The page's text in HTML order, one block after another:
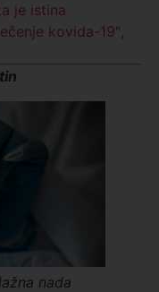
je istina
kovida-19″,
nada